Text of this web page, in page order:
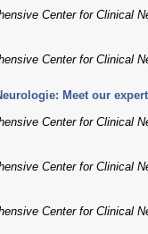
Center for Clinical
Center for Clinical
Meet our
Center for Clinical
Center for Clinical
Center for Clinical